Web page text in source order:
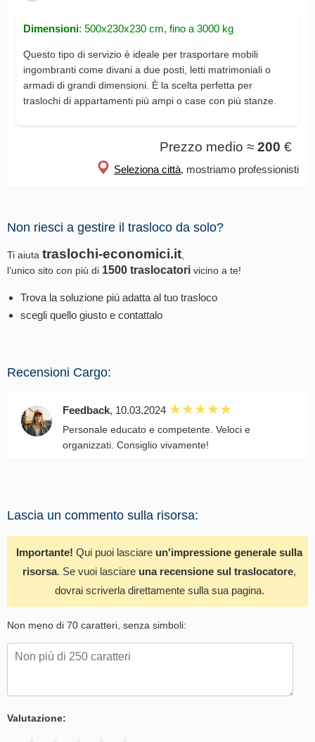
Dimensioni: 500x230x230 cm, fino a 3000 kg
Questo tipo di servizio è ideale per trasportare mobili
ingombranti come divani a due posti, letti matrimoniali o
armadi di grandi dimensioni. È la scelta perfetta per
traslochi di appartamenti più ampi o case con più stanze.
Prezzo medio ≈ 200 €
Seleziona città, mostriamo professionisti
Non riesci a gestire il trasloco da solo?
Ti aiuta traslochi-economici.it,
l’unico sito con più di 1500 traslocatori vicino a te!
Trova la soluzione più adatta al tuo trasloco
scegli quello giusto e contattalo
Recensioni Cargo:
Feedback, 10.03.2024
Personale educato e competente. Veloci e
organizzati. Consiglio vivamente!
Lascia un commento sulla risorsa:
Importante! Qui puoi lasciare un'impressione generale sulla
risorsa. Se vuoi lasciare una recensione sul traslocatore,
dovrai scriverla direttamente sulla sua pagina.
Non meno di 70 caratteri, senza simboli:
Valutazione: